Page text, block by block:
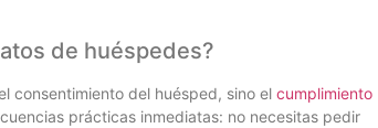
de huéspedes?
consentimiento del huésped, sino el cumplimiento
prácticas inmediatas: no necesitas pedir